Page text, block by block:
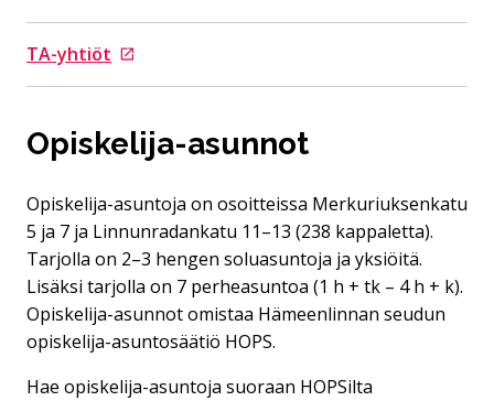
TA-yhtiöt
Siirtyy ulkoiselle sivustolle
Opiskelija-asunnot
Opiskelija-asuntoja on osoitteissa Merkuriuksenkatu
5 ja 7 ja Linnunradankatu 11–13 (238 kappaletta).
Tarjolla on 2–3 hengen soluasuntoja ja yksiöitä.
Lisäksi tarjolla on 7 perheasuntoa (1 h + tk – 4 h + k).
Opiskelija-asunnot omistaa Hämeenlinnan seudun
opiskelija-asuntosäätiö HOPS.
Hae opiskelija-asuntoja suoraan HOPSilta